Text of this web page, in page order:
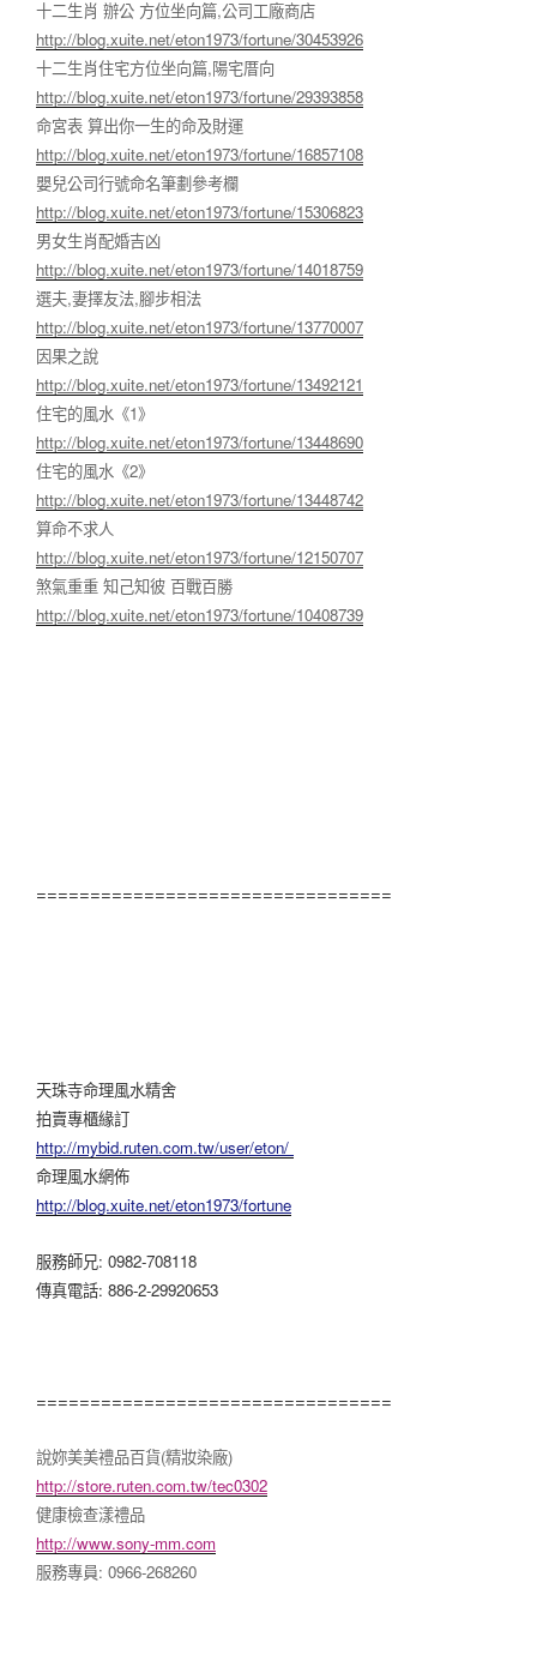
十二生肖 辦公 方位坐向篇,公司工廠商店
http://blog.xuite.net/eton1973/fortune/30453926
十二生肖住宅方位坐向篇,陽宅厝向
http://blog.xuite.net/eton1973/fortune/29393858
命宮表 算出你一生的命及財運
http://blog.xuite.net/eton1973/fortune/16857108
嬰兒公司行號命名筆劃參考欄
http://blog.xuite.net/eton1973/fortune/15306823
男女生肖配婚吉凶
http://blog.xuite.net/eton1973/fortune/14018759
選夫,妻擇友法,腳步相法
http://blog.xuite.net/eton1973/fortune/13770007
因果之說
http://blog.xuite.net/eton1973/fortune/13492121
住宅的風水《1》
http://blog.xuite.net/eton1973/fortune/13448690
住宅的風水《2》
http://blog.xuite.net/eton1973/fortune/13448742
算命不求人
http://blog.xuite.net/eton1973/fortune/12150707
煞氣重重 知己知彼 百戰百勝
http://blog.xuite.net/eton1973/fortune/10408739
=================================
天珠寺命理風水精舍
拍賣專櫃緣訂
http://mybid.ruten.com.tw/user/eton/
命理風水網佈
http://blog.xuite.net/eton1973/fortune
服務師兄: 0982-708118
傳真電話: 886-2-29920653
=================================
說妳美美禮品百貨(精妝染廠)
http://store.ruten.com.tw/tec0302
健康檢查漾禮品
http://www.sony-mm.com
服務專員: 0966-268260